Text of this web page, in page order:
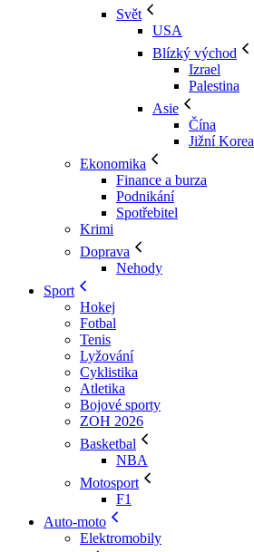
Svět
USA
Blízký východ
Izrael
Palestina
Asie
Čína
Jižní Korea
Ekonomika
Finance a burza
Podnikání
Spotřebitel
Krimi
Doprava
Nehody
Sport
Hokej
Fotbal
Tenis
Lyžování
Cyklistika
Atletika
Bojové sporty
ZOH 2026
Basketbal
NBA
Motosport
F1
Auto-moto
Elektromobily